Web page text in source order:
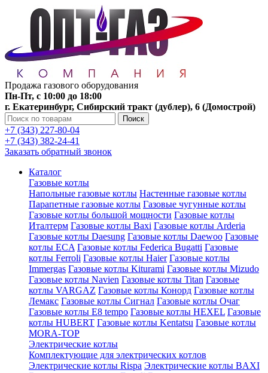
Продажа газового оборудования
Пн-Пт, с 10:00 до 18:00
г. Екатеринбург, Сибирский тракт (дублер), 6 (Домострой)
Поиск
+7 (343) 227-80-04
+7 (343) 382-24-41
Заказать обратный звонок
Каталог
Газовые котлы
Напольные газовые котлы Настенные газовые котлы
Парапетные газовые котлы Газовые чугунные котлы
Газовые котлы большой мощности Газовые котлы
Италтерм Газовые котлы Baxi Газовые котлы Arderia
Газовые котлы Daesung Газовые котлы Daewoo Газовые
котлы ECA Газовые котлы Federica Bugatti Газовые
котлы Ferroli Газовые котлы Haier Газовые котлы
Immergas Газовые котлы Kiturami Газовые котлы Mizudo
Газовые котлы Navien Газовые котлы Titan Газовые
котлы VARGAZ Газовые котлы Конорд Газовые котлы
Лемакс Газовые котлы Сигнал Газовые котлы Очаг
Газовые котлы E8 tempo Газовые котлы HEXEL Газовые
котлы HUBERT Газовые котлы Kentatsu Газовые котлы
MORA-TOP
Электрические котлы
Комплектующие для электрических котлов
Электрические котлы Rispa Электрические котлы BAXI